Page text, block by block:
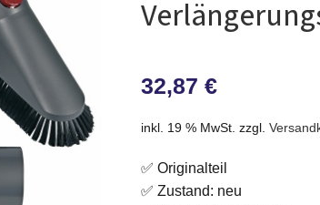
32,87 €
inkl. 19 % MwSt. zzgl.
✅ Originalteil
✅ Zustand: neu